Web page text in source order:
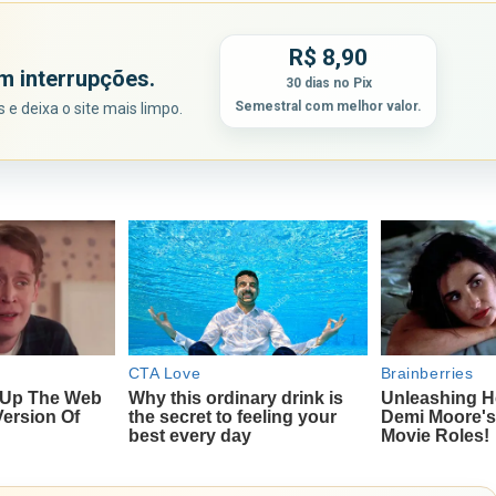
interrupções.
e deixa o site mais limpo.
R$ 8,90
30 dias no Pix
Semestral com melhor valor.